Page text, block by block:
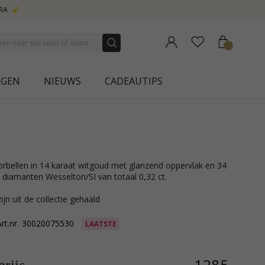
NIEUWS CADEAUTIPS
Wesselton/SI van totaal 0,32 ct.
uit de collectie gehaald
30020075530 LAATSTE